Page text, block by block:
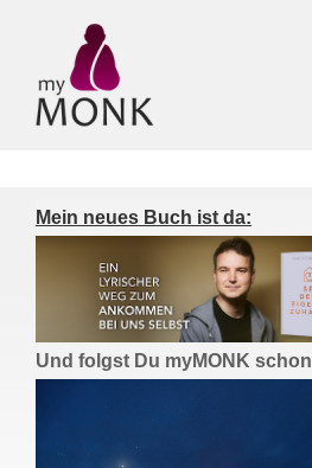
Mein neues Buch ist da:
Und folgst Du myMONK schon